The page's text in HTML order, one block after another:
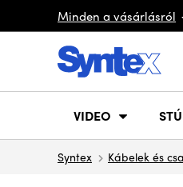
Minden a vásárlásról
VIDEO
Syntex Kábelek és